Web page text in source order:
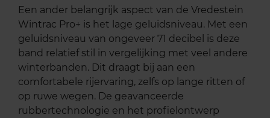
Een ander belangrijk aspect van de Vredestein
Wintrac Pro+ is het lage geluidsniveau. Met een
geluidsniveau van ongeveer 71 decibel is deze
band relatief stil in vergelijking met veel andere
winterbanden. Dit draagt bij aan een
comfortabele rijervaring, zelfs op lange ritten of
op ruwe wegen. De geavanceerde
rubbertechnologie en het profielontwerp